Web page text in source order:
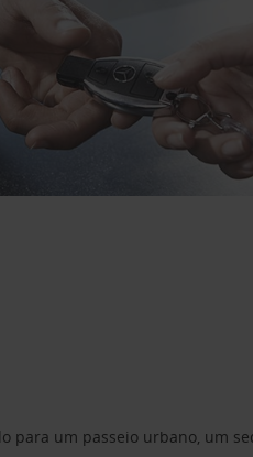
para um passeio urbano, um